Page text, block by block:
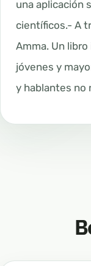
una aplicación
científicos.- A
Amma. Un
jóvenes y
y hablantes no